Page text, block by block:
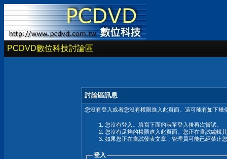
PCDVD數位科技討論區
討論區訊息
您沒有登入或者您沒有權限進入此頁面。這可能有如下幾
您沒有登入。填寫下面的表單登入後再次嘗試。
您沒有足夠的權限進入此頁面。您正在嘗試編輯
如果您正在嘗試發表文章，管理員可能已經禁止
登入